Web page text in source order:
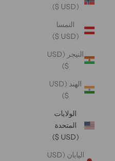
(USD $)
النمسا
(USD $)
النيجر (USD
$)
الهند (USD
$)
الولايات
المتحدة
(USD $)
اليابان (USD